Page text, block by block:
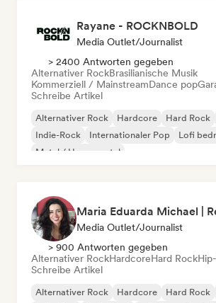
Rayane - ROCKNBOLD
Media Outlet/Journalist
> 2400 Antworten gegeben
Alternativer RockBrasilianische Musik
Kommerziell / MainstreamDance pop
Schreibe Artikel
Alternativer Rock Hardcore Hard Rock
Indie-Rock
Internationaler Pop
Lofi
Metal / Heavy metal
Maria Eduarda Michael |
Media Outlet/Journalist
> 900 Antworten gegeben
Alternativer RockHardcoreHard Rock
Schreibe Artikel
Alternativer Rock Hardcore Hard Rock